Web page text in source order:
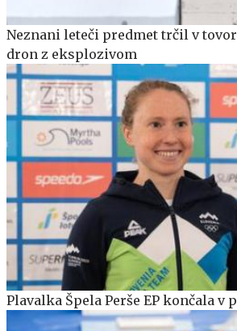
Neznani leteči predmet trčil v
dron z eksplozivom
Plavalka Špela Perše EP končala v